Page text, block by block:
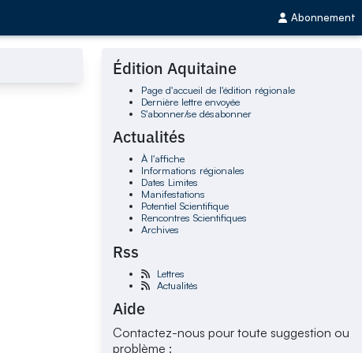
Abonnement
Édition Aquitaine
Page d'accueil de l'édition régionale
Dernière lettre envoyée
S'abonner/se désabonner
Actualités
À l'affiche
Informations régionales
Dates Limites
Manifestations
Potentiel Scientifique
Rencontres Scientifiques
Archives
Rss
Lettres
Actualités
Aide
Contactez-nous pour toute suggestion ou
problème :